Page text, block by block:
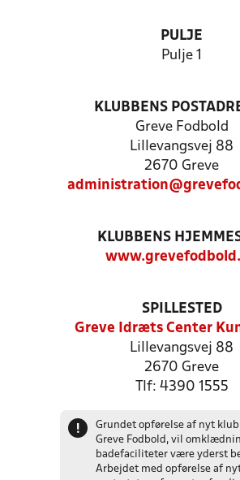
PULJE
Pulje 1
KLUBBENS
Greve Fodbold
Lillevangsvej 88
2670 Greve
KLUBBENS
SPILLESTED
Greve Idræts Center
Lillevangsvej 88
2670 Greve
Tlf: 4390 1555
!
Grundet opførelse af nyt
Greve Fodbold, vil
badefaciliteter være yderst
Arbejdet med opførelse af